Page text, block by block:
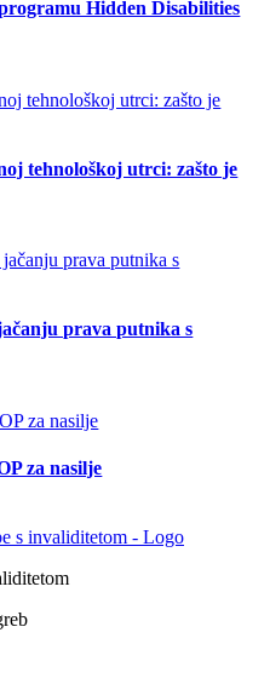
Hidden Disabilities
tehnološkoj utrci: zašto je
prava putnika s
za nasilje